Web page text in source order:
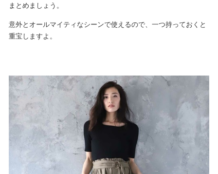
まとめましょう。
意外とオールマイティなシーンで使えるので、一つ持っておくと
重宝しますよ。